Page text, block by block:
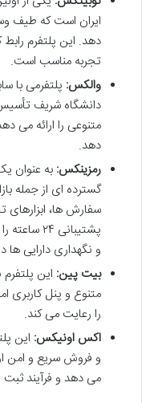
ایران است که طیف
دهد. این پلتفرم رابط
تجربه مناسب است.
والکس: پلتفرمی با
دانشگاه شریف
متنوعی را ارائه می
دهد.
رمزینکس: به عنوان
گسترده ای از جمله
پشتیبانی
و نگهداری دارایی
بیت پین: این
متنوع و پنل کاربری
را رعایت می کند.
اکس اونیکس: این
و فروش سریع و امن
می دهد و فرآیند ثبت